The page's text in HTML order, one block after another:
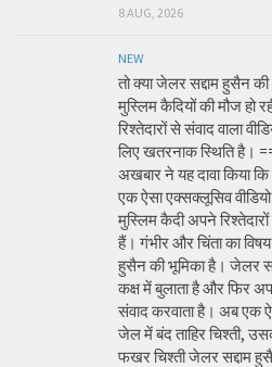
8 AUG, 2026
NEW
तो क्या जेलर सद्दाम
मुस्लिम कैदियों की मौज हो
रिश्तेदारों से संवाद वाला
लिए खतरनाक स्थिति है।
अखबार ने यह दावा
एक ऐसा एक्सक्लूसिव
मुस्लिम कैदी अपने
हैं। गंभीर और चिंता का
हुसैन की भूमिका है। जेलर
कक्ष में बुलाता है और फिर
संवाद करवाता है। अब एक
जेल में बंद ताहिर चिश्ती,
फखर चिश्ती जेलर सद्दाम